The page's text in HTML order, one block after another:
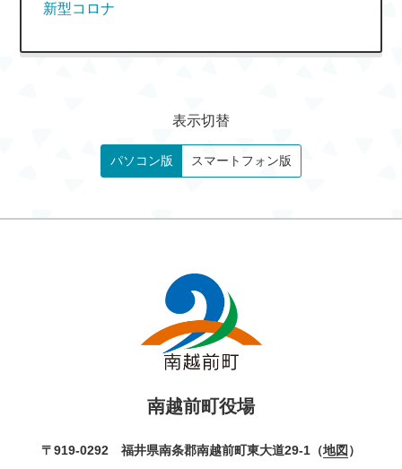
新型コロナ
表示切替
パソコン版 スマートフォン版
南越前町役場
〒919-0292 福井県南条郡南越前町東大道29-1（地図 ）